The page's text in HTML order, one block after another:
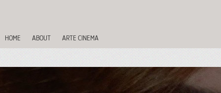
HOME ABOUT ARTE CINEMA